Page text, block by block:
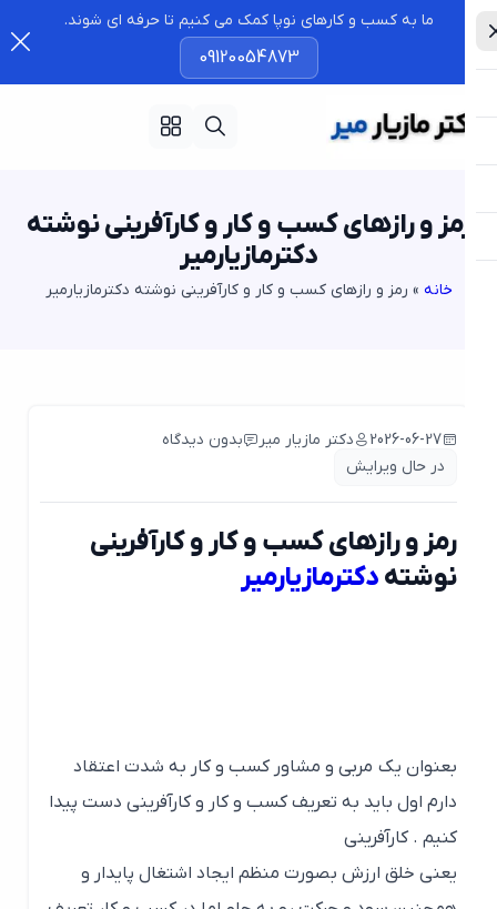
ما به کسب و کارهای نوپا کمک می کنیم تا حرفه ای شوند.
09120054873
و رازهای کسب و کار و کارآفرینی نوشته
دکترمازیارمیر
»رمز و رازهای کسب و کار و کارآفرینی نوشته دکترمازیارمیر
2026-06-27 دکتر مازیار میر
بدون دیدگاه
در حال ویرایش
رمز و رازهای کسب و کار و کارآفرینی
نوشتهدکترمازیارمیر
بعنوان یک مربی و مشاور کسب و کار به شدت اعتقاد
دارم اول باید به تعریف کسب و کار و کارآفرینی دست پیدا
کنیم . کارآفرینی
یعنی خلق ارزش بصورت منظم ایجاد اشتغال پایدار و